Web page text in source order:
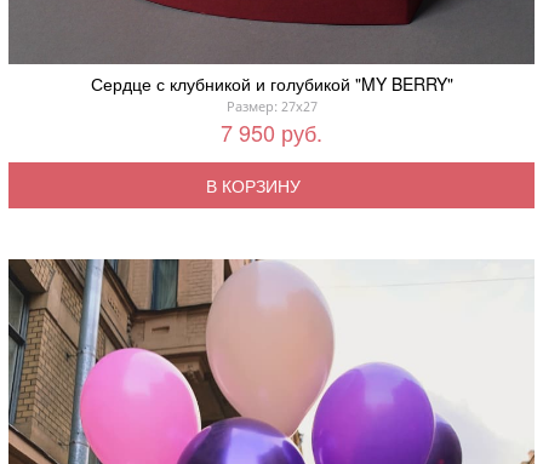
Сердце с клубникой и голубикой "MY BERRY"
Размер: 27x27
7 950 руб.
В КОРЗИНУ